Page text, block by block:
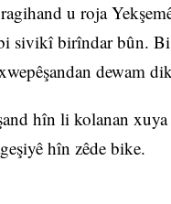
u roja
sivikî birîndar bûn.
dewam
hîn li kolanan
hîn zêde bike.